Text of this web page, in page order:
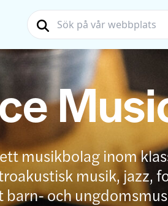
musikbolag inom
musik, jazz,
barn- och